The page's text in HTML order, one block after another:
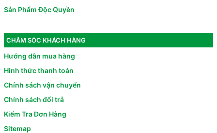
Sản Phẩm Độc Quyền
CHĂM SÓC KHÁCH HÀNG
Hướng dẫn mua hàng
Hình thức thanh toán
Chính sách vận chuyển
Chính sách đổi trả
Kiểm Tra Đơn Hàng
Sitemap